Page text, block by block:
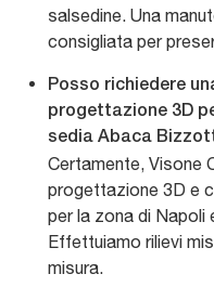
salsedine. Una
consigliata per
Posso richiedere
progettazione 3D
sedia Abaca
Certamente, Visone
progettazione 3D e
per la zona di Napoli
Effettuiamo rilievi
misura.